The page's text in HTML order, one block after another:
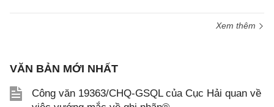
Xem thêm
VĂN BẢN MỚI NHẤT
Công văn 19363/CHQ-GSQL của Cục Hải quan về